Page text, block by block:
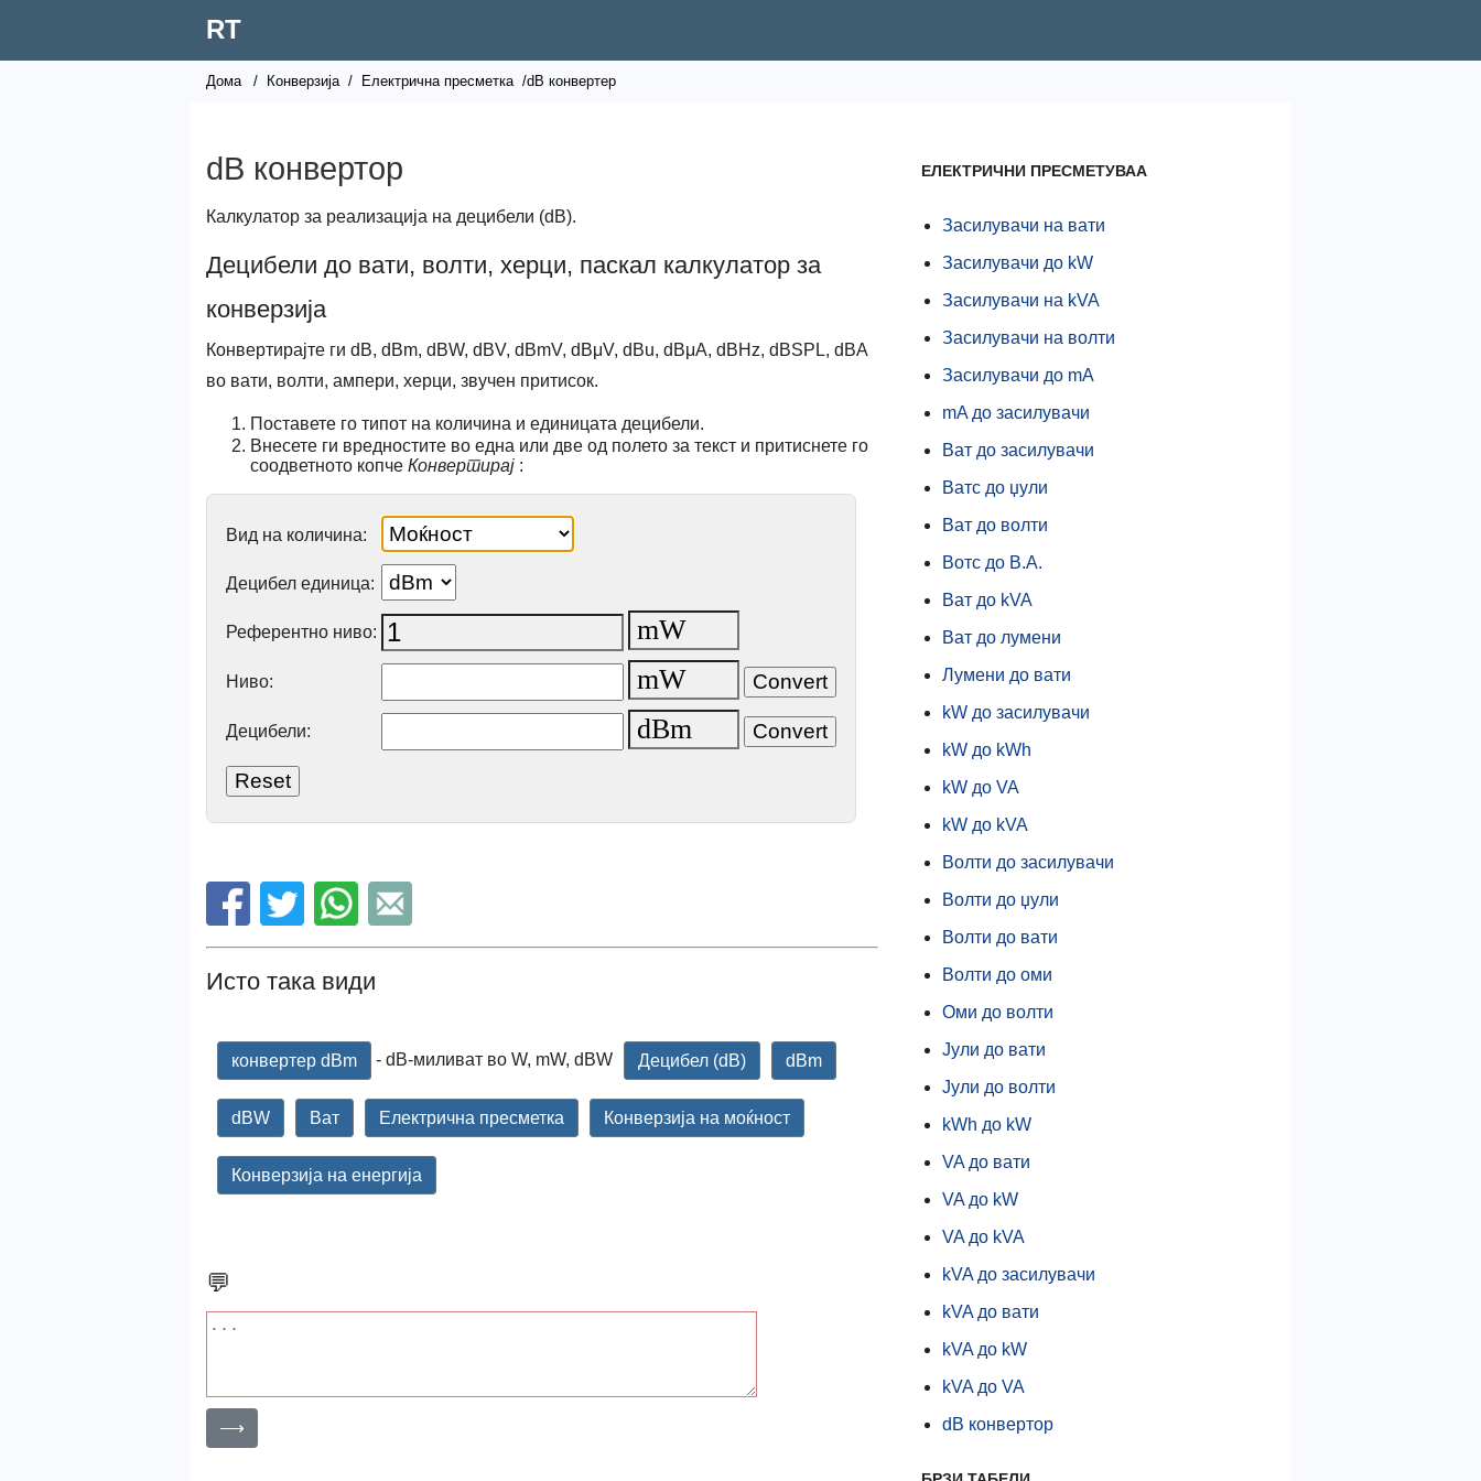
RT
Дома / Конверзија / Електрична пресметка /dB конвертер
dB конвертор
Калкулатор за реализација на децибели (dB).
Децибели до вати, волти, херци, паскал калкулатор за
конверзија
Конвертирајте ги dB, dBm, dBW, dBV, dBmV, dBμV, dBu, dBμA, dBHz, dBSPL, dBA
во вати, волти, ампери, херци, звучен притисок.
Поставете го типот на количина и единицата децибели.
Внесете ги вредностите во една или две од полето за текст и притиснете го
соодветното копче Конвертирај :
Вид на количина:
Децибел единица:
Референтно ниво:
Ниво:
Децибели:
Исто така види
конвертер dBm - dB-миливат во W, mW, dBW Децибел (dB) dBm
dBW Ват Електрична пресметка Конверзија на моќност
Конверзија на енергија
💬
⟶
ЕЛЕКТРИЧНИ ПРЕСМЕТУВАА
Засилувачи на вати
Засилувачи до kW
Засилувачи на kVA
Засилувачи на волти
Засилувачи до mA
mA до засилувачи
Ват до засилувачи
Ватс до џули
Ват до волти
Вотс до В.А.
Ват до kVA
Ват до лумени
Лумени до вати
kW до засилувачи
kW до kWh
kW до VA
kW до kVA
Волти до засилувачи
Волти до џули
Волти до вати
Волти до оми
Оми до волти
Jули до вати
Jули до волти
kWh до kW
VA до вати
VA до kW
VA до kVA
kVA до засилувачи
kVA до вати
kVA до kW
kVA до VA
dB конвертор